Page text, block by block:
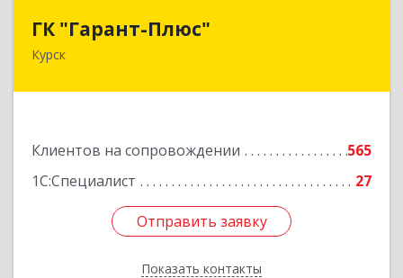
ГК "Гарант-Плюс"
Курск
Клиентов на сопровождении
565
1С:Специалист
27
Отправить заявку
Показать контакты
305035, Курская обл, Курск г, Овечкина ул, дом
Отправить заявку
Назад